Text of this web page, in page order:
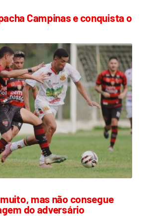
Campinas e conquista o
mas não consegue
do adversário